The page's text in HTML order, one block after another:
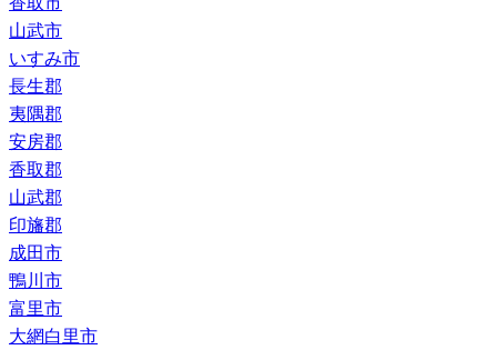
山武市
いすみ市
長生郡
夷隅郡
安房郡
香取郡
山武郡
印旛郡
成田市
鴨川市
富里市
大網白里市